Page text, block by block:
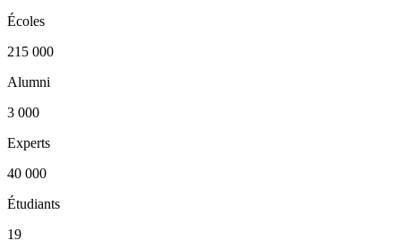
Écoles
215 000
Alumni
3 000
Experts
40 000
Étudiants
19